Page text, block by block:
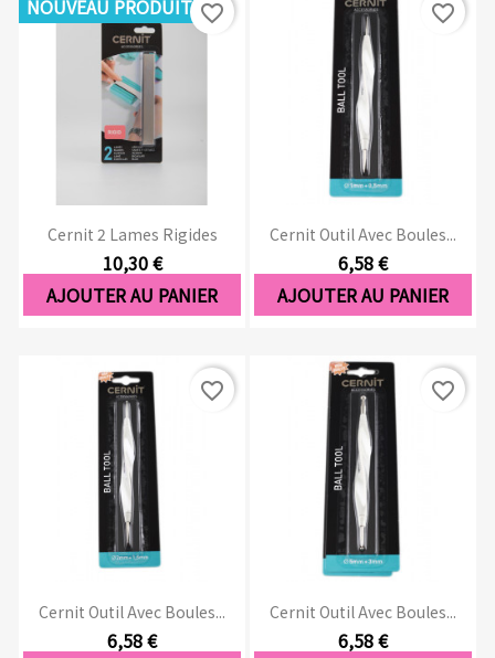
Cernit 2 Lames Rigides
10,30 €
AJOUTER AU PANIER
NOUVEAU PRODUIT favorite_border
Cernit Outil Avec Boules...
6,58 €
AJOUTER AU PANIER
favorite_border
Cernit Outil Avec Boules...
6,58 €
favorite_border
Cernit Outil Avec Boules...
6,58 €
favorite_border